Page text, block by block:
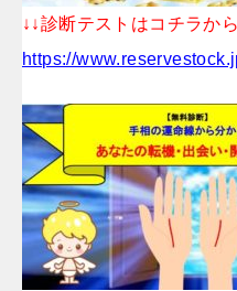
↓↓診断テストはコチラか
https://